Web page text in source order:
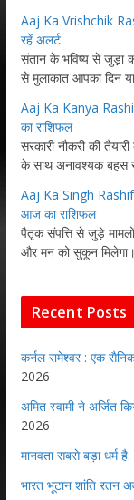
Aaj Ka Vrishchik
रहें अलर्ट
संतान के भविष्य से जुड़ा
से मुलाकात आपका दिन
Aaj Ka Kanya
का राशिफल
सरकारी नौकरी की
के साथ अनावश्यक बहस से
Aaj Ka Singh
आज का राशिफल
पैतृक संपत्ति से जुड़े
और मन को सुकून मिलेगा।
Recent Posts
कर्नल रामेश्वर : एक
2026
अमित स्वामी ने अर्जित
2026
मानवता सबसे बड़ा धर्म है:
भारत भूटान शांति रतन